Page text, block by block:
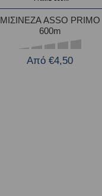
ΜΙΣΙΝΕΖΑ ASSO PRIMO
600m
Από €4,50